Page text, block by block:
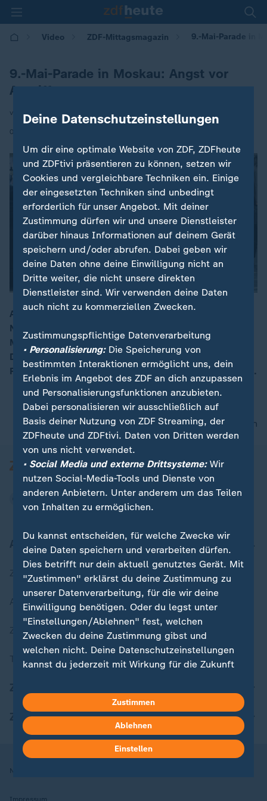
Video ZDF-Mittagsmagazin 9.-Mai-Parade in
9.-Mai-Parade in Moskau: Angst vor
Angriffen
von Felix Klauser
08.05.2026 | 12:00
00:16
Am 9. Mai feiert Russland den Tag der Befreiung vom
Nationalsozialismus traditionell mit einer großen
Militär-Parade. Die Angst vor ukrainischen
Drohnenangriffen ist jedoch groß. Vor den
Feierlichkeiten erscheint Moskau wie eine Geisterstadt.
nach oben
Aktuell bei ZDFheute
Zuletzt veröffentlicht
Aktuelle Sendungs-Videos
ZDFheute Stories
Themen im Überblick
ZDFheute Apps
Nutzungsbedingungen
Impressum
Deine Datenschutzeinstellungen
Um dir eine optimale Website von ZDF, ZDFheute
und ZDFtivi präsentieren zu können, setzen wir
Cookies und vergleichbare Techniken ein. Einige
der eingesetzten Techniken sind unbedingt
erforderlich für unser Angebot. Mit deiner
Zustimmung dürfen wir und unsere Dienstleister
darüber hinaus Informationen auf deinem Gerät
speichern und/oder abrufen. Dabei geben wir
deine Daten ohne deine Einwilligung nicht an
Dritte weiter, die nicht unsere direkten
Dienstleister sind. Wir verwenden deine Daten
auch nicht zu kommerziellen Zwecken.
Zustimmungspflichtige Datenverarbeitung
• Personalisierung:Die Speicherung von
bestimmten Interaktionen ermöglicht uns, dein
Erlebnis im Angebot des ZDF an dich anzupassen
und Personalisierungsfunktionen anzubieten.
Dabei personalisieren wir ausschließlich auf
Basis deiner Nutzung von ZDF Streaming, der
ZDFheute und ZDFtivi. Daten von Dritten werden
von uns nicht verwendet.
• Social Media und externe Drittsysteme:Wir
nutzen Social-Media-Tools und Dienste von
anderen Anbietern. Unter anderem um das Teilen
von Inhalten zu ermöglichen.
Du kannst entscheiden, für welche Zwecke wir
deine Daten speichern und verarbeiten dürfen.
Dies betrifft nur dein aktuell genutztes Gerät. Mit
"Zustimmen" erklärst du deine Zustimmung zu
unserer Datenverarbeitung, für die wir deine
Einwilligung benötigen. Oder du legst unter
"Einstellungen/Ablehnen" fest, welchen
Zwecken du deine Zustimmung gibst und
welchen nicht. Deine Datenschutzeinstellungen
kannst du jederzeit mit Wirkung für die Zukunft
Hier findest du das Impressum.
Weitere Informationen findest du in unserer
Datenschutzerklärung.
Zustimmen
Ablehnen
Einstellen